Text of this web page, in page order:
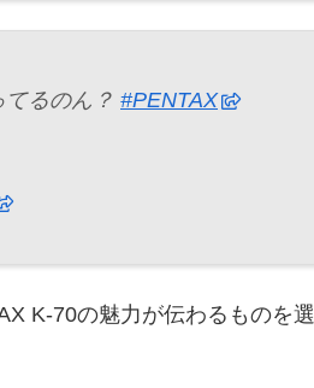
るのん？ #PENTAX
K-70の魅力が伝わるものを